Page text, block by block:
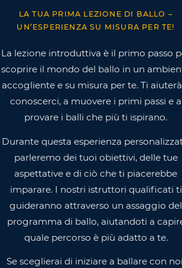
LA TUA PRIMA LEZIONE DI BALLO –
UN’ESPERIENZA SU MISURA PER TE!
La lezione introduttiva è il primo passo
scoprire il mondo del ballo in un
accogliente e su misura per te. Ti
conoscerci, a muovere i primi passi e a
provare i balli che più ti ispirano.
Durante questa esperienza
parleremo dei tuoi obiettivi, delle tue
aspettative e di ciò che ti piacerebbe
imparare. I nostri istruttori qualificati ti
guideranno attraverso un assaggio del
programma di ballo, aiutandoti a
quale percorso è più adatto a te.
Se sceglierai di iniziare a ballare con